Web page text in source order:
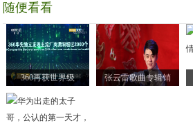
随便看看
360再获世界级 张云雷歌曲专辑销